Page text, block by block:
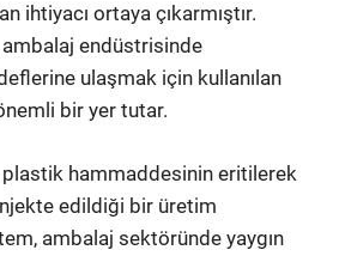
ihtiyacı ortaya çıkarmıştır.
endüstrisinde
ulaşmak için kullanılan
bir yer tutar.
hammaddesinin eritilerek
edildiği bir üretim
ambalaj sektöründe yaygın